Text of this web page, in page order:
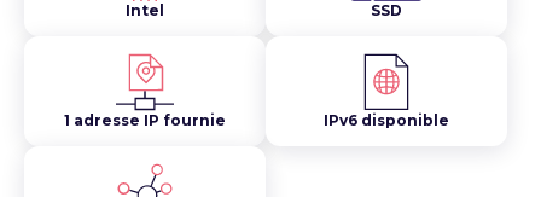
Intel SSD
1 adresse IP fournie IPv6 disponible